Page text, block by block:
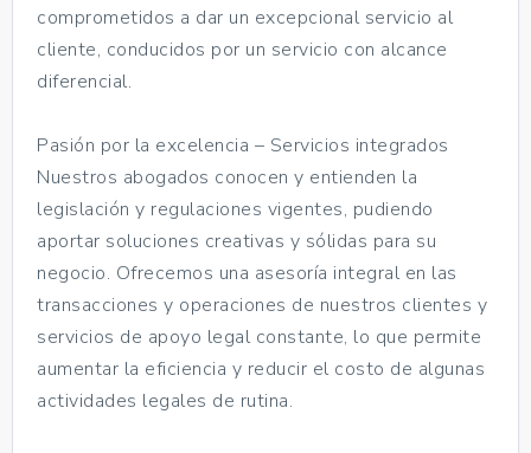
comprometidos a dar un excepcional servicio al
cliente, conducidos por un servicio con alcance
diferencial.
Pasión por la excelencia – Servicios integrados
Nuestros abogados conocen y entienden la
legislación y regulaciones vigentes, pudiendo
aportar soluciones creativas y sólidas para su
negocio. Ofrecemos una asesoría integral en las
transacciones y operaciones de nuestros clientes y
servicios de apoyo legal constante, lo que permite
aumentar la eficiencia y reducir el costo de algunas
actividades legales de rutina.